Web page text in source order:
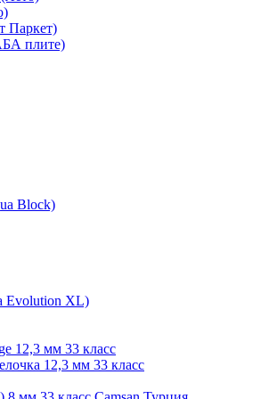
Паркет)
плите)
Block)
Evolution XL)
12,3 мм 33 класс
12,3 мм 33 класс